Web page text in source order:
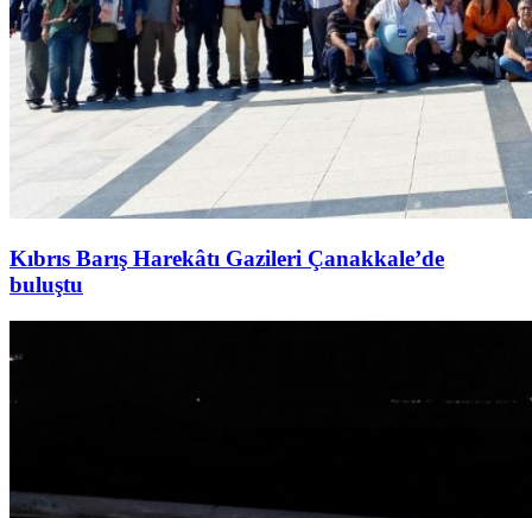
Kıbrıs Barış Harekâtı Gazileri Çanakkale’de
buluştu